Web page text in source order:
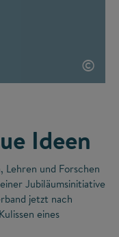
©
Ideen
Lehren und Forschen
Jubiläumsinitiative
jetzt nach
eines